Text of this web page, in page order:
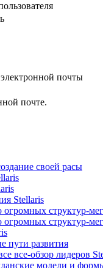
почты
почте.
своей расы
Stellaris
огромных структур-
огромных структур-
пути развития
все-обзор лидеров
модели и